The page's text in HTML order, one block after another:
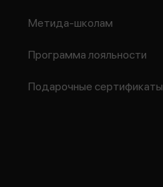
Метида-школам
Программа лояльности
Подарочные сертификаты